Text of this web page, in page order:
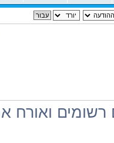
תגובות
צפיות
ואורח